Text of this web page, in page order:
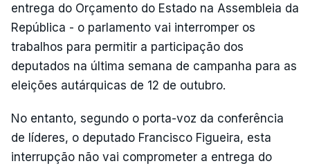
entrega do Orçamento do Estado na Assembleia da
República - o parlamento vai interromper os
trabalhos para permitir a participação dos
deputados na última semana de campanha para as
eleições autárquicas de 12 de outubro.
No entanto, segundo o porta-voz da conferência
de líderes, o deputado Francisco Figueira, esta
interrupção não vai comprometer a entrega do